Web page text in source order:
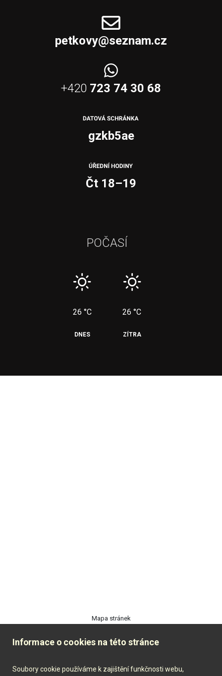
petkovy@seznam.cz
+420 723 74 30 68
gzkb5ae
Čt 18–19
POČASÍ
26 °C 26 °C
DNES ZÍTRA
Mapa stránek
Kontakt
Informace o cookies na této stránce
Soubory cookie používáme k zajištění funkčnosti webu,